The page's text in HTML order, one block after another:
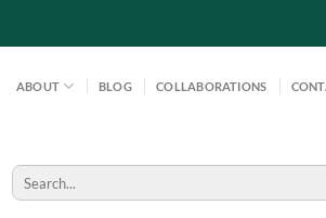
ABOUT BLOG COLLABORATIONS
Search
for: